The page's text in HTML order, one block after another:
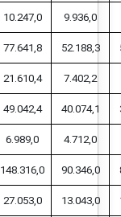
10.247,0 9.936,0
77.641,8 52.188,3
21.610,4 7.402,2
49.042,4 40.074,1
6.989,0 4.712,0
148.316,0 90.346,0
27.053,0 13.043,0